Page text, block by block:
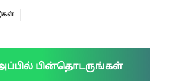
பின்தொடருங்கள்